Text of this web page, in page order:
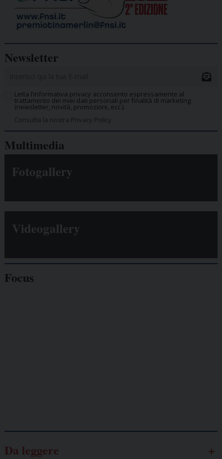
Newsletter
Letta l’informativa privacy acconsento espressamente al
trattamento dei miei dati personali per finalità di marketing
(newsletter, novità, promozioni, ecc.).
Consulta la nostra Privacy Policy.
Multimedia
Fotogallery
Videogallery
Focus
Da leggere